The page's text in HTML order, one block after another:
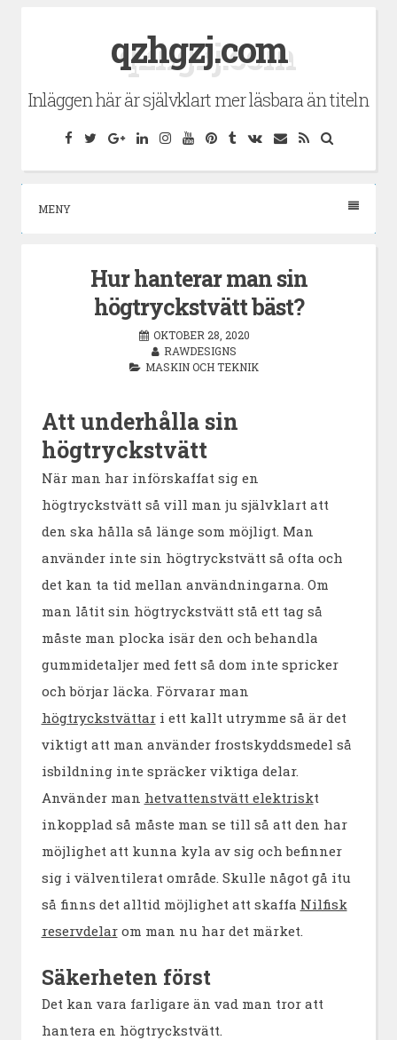
qzhgzj.com
Inläggen här är självklart mer läsbara än titeln
Facebook
TwitterGoogleLinkedInInstagram
YouTubePinterest
Tumblr
VK E-
RSS
MENY
Hur hanterar man sin
högtryckstvätt bäst?
OKTOBER 28, 2020
RAWDESIGNS
MASKIN OCH TEKNIK
Att underhålla sin
högtryckstvätt
När man har införskaffat sig en
högtryckstvätt så vill man ju självklart att
den ska hålla så länge som möjligt. Man
använder inte sin högtryckstvätt så ofta och
det kan ta tid mellan användningarna. Om
man låtit sin högtryckstvätt stå ett tag så
måste man plocka isär den och behandla
gummidetaljer med fett så dom inte spricker
och börjar läcka. Förvarar man
högtryckstvättari ett kallt utrymme så är det
viktigt att man använder frostskyddsmedel så
isbildning inte spräcker viktiga delar.
Använder man hetvattenstvätt elektriskt
inkopplad så måste man se till så att den har
möjlighet att kunna kyla av sig och befinner
sig i välventilerat område. Skulle något gå itu
så finns det alltid möjlighet att skaffa Nilfisk
reservdelarom man nu har det märket.
Säkerheten först
Det kan vara farligare än vad man tror att
hantera en högtryckstvätt.